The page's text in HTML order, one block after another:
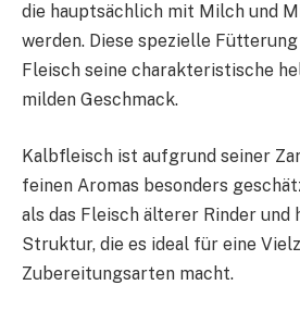
die hauptsächlich mit Milch und
werden. Diese spezielle
Fleisch seine charakteristische
milden Geschmack.
Kalbfleisch ist aufgrund seiner
feinen Aromas besonders
als das Fleisch älterer Rinder und
Struktur, die es ideal für eine
Zubereitungsarten macht.